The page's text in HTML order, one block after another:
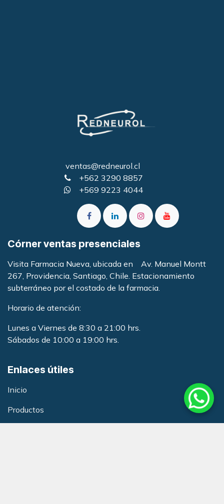
ventas@redneurol.cl
+562 3290 8857
+569 9223 4044
Córner ventas presenciales
Visita Farmacia Nueva, ubicada en Av. Manuel Montt
267, Providencia, Santiago, Chile. Estacionamiento
subterráneo por el costado de la farmacia.
Horario de atención:
Lunes a Viernes de 8:30 a 21:00 hrs.
Sábados de 10:00 a 19:00 hrs.
Enlaces útiles
Inicio
Productos